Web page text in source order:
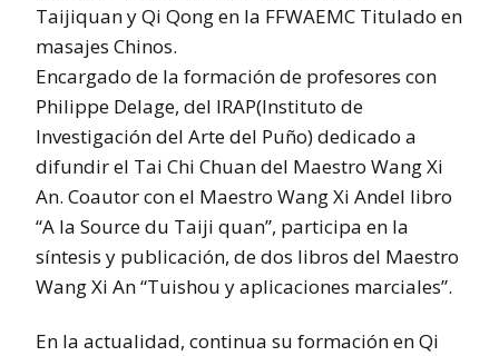
Taijiquan y Qi Qong en la FFWAEMC Titulado en
masajes Chinos.
Encargado de la formación de profesores con
Philippe Delage, del IRAP(Instituto de
Investigación del Arte del Puño) dedicado a
difundir el Tai Chi Chuan del Maestro Wang Xi
An. Coautor con el Maestro Wang Xi Andel libro
“A la Source du Taiji quan”, participa en la
síntesis y publicación, de dos libros del Maestro
Wang Xi An “Tuishou y aplicaciones marciales”.
En la actualidad, continua su formación en Qi